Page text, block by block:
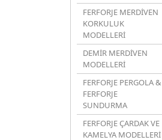
FERFORJE MERDİVEN
KORKULUK
MODELLERİ
DEMİR MERDİVEN
MODELLERİ
FERFORJE PERGOLA &
FERFORJE
SUNDURMA
FERFORJE ÇARDAK VE
KAMELYA MODELLERİ